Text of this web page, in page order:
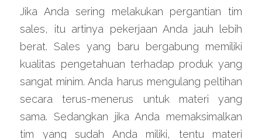
Jika Anda sering melakukan pergantian tim
sales, itu artinya pekerjaan Anda jauh lebih
berat. Sales yang baru bergabung memiliki
kualitas pengetahuan terhadap produk yang
sangat minim. Anda harus mengulang peltihan
secara terus-menerus untuk materi yang
sama. Sedangkan jika Anda memaksimalkan
tim yang sudah Anda miliki, tentu materi